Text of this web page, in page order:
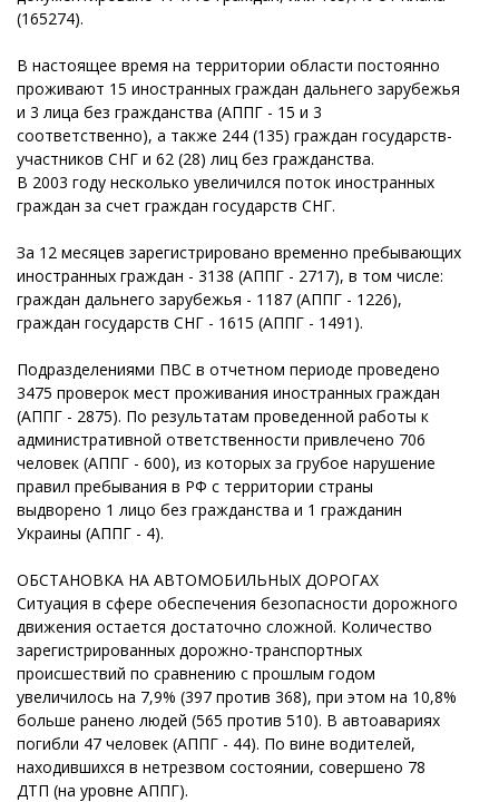
(165274).
В настоящее время на территории области постоянно
проживают 15 иностранных граждан дальнего зарубежья
и 3 лица без гражданства (АППГ - 15 и 3
соответственно), а также 244 (135) граждан государств-
участников СНГ и 62 (28) лиц без гражданства.
В 2003 году несколько увеличился поток иностранных
граждан за счет граждан государств СНГ.
За 12 месяцев зарегистрировано временно пребывающих
иностранных граждан - 3138 (АППГ - 2717), в том числе:
граждан дальнего зарубежья - 1187 (АППГ - 1226),
граждан государств СНГ - 1615 (АППГ - 1491).
Подразделениями ПВС в отчетном периоде проведено
3475 проверок мест проживания иностранных граждан
(АППГ - 2875). По результатам проведенной работы к
административной ответственности привлечено 706
человек (АППГ - 600), из которых за грубое нарушение
правил пребывания в РФ с территории страны
выдворено 1 лицо без гражданства и 1 гражданин
Украины (АППГ - 4).
ОБСТАНОВКА НА АВТОМОБИЛЬНЫХ ДОРОГАХ
Ситуация в сфере обеспечения безопасности дорожного
движения остается достаточно сложной. Количество
зарегистрированных дорожно-транспортных
происшествий по сравнению с прошлым годом
увеличилось на 7,9% (397 против 368), при этом на 10,8%
больше ранено людей (565 против 510). В автоавариях
погибли 47 человек (АППГ - 44). По вине водителей,
находившихся в нетрезвом состоянии, совершено 78
ДТП (на уровне АППГ).